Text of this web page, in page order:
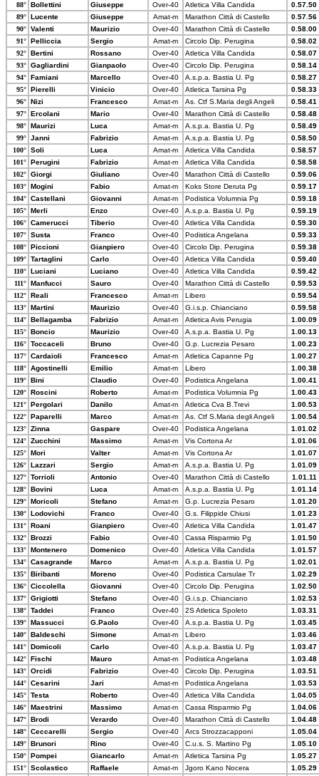
88° Bollettini Giuseppe Over-40 Atletica Villa Candida
0.57.50
89° Lucente Giuseppe Amat-m Marathon Città di Castello
0.57.56
90° Valenti Maurizio Over-40 Marathon Città di Castello
0.58.00
91° Pelliccia Sergio Amat-m Circolo Dip. Perugina
0.58.02
92° Bertini Rossano Over-40 Atletica Villa Candida
0.58.07
93° Gagliardini Gianpaolo Over-40 Circolo Dip. Perugina
0.58.14
94° Famiani Marcello Over-40 A.s.p.a. Bastia U. Pg
0.58.27
95° Pierelli Vinicio Over-40 Atletica Tarsina Pg
0.58.33
96° Nizi Francesco Amat-m As. Ctf S.Maria degli Angeli
0.58.41
97° Ercolani Mario Over-40 Marathon Città di Castello
0.58.48
98° Maurizi Luca Amat-m A.s.p.a. Bastia U. Pg
0.58.49
99° Janni Fabrizio Amat-m A.s.p.a. Bastia U. Pg
0.58.50
100° Soli Luca Amat-m Atletica Villa Candida
0.58.57
101° Perugini Fabrizio Amat-m Atletica Villa Candida
0.58.58
102° Giorgi Giuliano Over-40 Marathon Città di Castello
0.59.06
103° Mogini Fabio Amat-m Koks Store Deruta Pg
0.59.17
104° Castellani Giovanni Amat-m Podistica Volumnia Pg
0.59.18
105° Merli Enzo Over-40 A.s.p.a. Bastia U. Pg
0.59.19
106° Camerucci Tiberio Over-40 Atletica Villa Candida
0.59.30
107° Susta Franco Over-40 Podistica Angelana
0.59.33
108° Piccioni Gianpiero Over-40 Circolo Dip. Perugina
0.59.38
109° Tartaglini Carlo Over-40 Atletica Villa Candida
0.59.40
110° Luciani Luciano Over-40 Atletica Villa Candida
0.59.42
111° Manfucci Sauro Over-40 Marathon Città di Castello
0.59.53
112° Reali Francesco Amat-m Libero
0.59.54
113° Martini Maurizio Over-40 G.i.s.p. Chianciano
0.59.58
114° Bellagamba Fabrizio Amat-m Atletica Avis Perugia
1.00.09
115° Boncio Maurizio Over-40 A.s.p.a. Bastia U. Pg
1.00.13
116° Toccaceli Bruno Over-40 G.p. Lucrezia Pesaro
1.00.23
117° Cardaioli Francesco Amat-m Atletica Capanne Pg
1.00.27
118° Agostinelli Emilio Amat-m Libero
1.00.38
119° Bini Claudio Over-40 Podistica Angelana
1.00.41
120° Roscini Roberto Amat-m Podistica Volumnia Pg
1.00.43
121° Pergolari Danilo Amat-m Atletica Cva B.Trevi
1.00.53
122° Paparelli Marco Amat-m As. Ctf S.Maria degli Angeli
1.00.54
123° Zinna Gaspare Over-40 Podistica Angelana
1.01.02
124° Zucchini Massimo Amat-m Vis Cortona Ar
1.01.06
125° Mori Valter Amat-m Vis Cortona Ar
1.01.07
126° Lazzari Sergio Amat-m A.s.p.a. Bastia U. Pg
1.01.09
127° Torrioli Antonio Over-40 Marathon Città di Castello
1.01.11
128° Bovini Luca Amat-m A.s.p.a. Bastia U. Pg
1.01.14
129° Moricoli Stefano Amat-m G.p. Lucrezia Pesaro
1.01.20
130° Lodovichi Franco Over-40 G.s. Filippide Chiusi
1.01.23
131° Roani Gianpiero Over-40 Atletica Villa Candida
1.01.47
132° Brozzi Fabio Over-40 Cassa Risparmio Pg
1.01.50
133° Montenero Domenico Over-40 Atletica Villa Candida
1.01.57
134° Casagrande Marco Amat-m A.s.p.a. Bastia U. Pg
1.02.01
135° Biribanti Moreno Over-40 Podistica Carsulae Tr
1.02.29
136° Ciccolella Giovanni Over-40 Circolo Dip. Perugina
1.02.50
137° Grigiotti Stefano Over-40 G.i.s.p. Chianciano
1.02.53
138° Taddei Franco Over-40 2S Atletica Spoleto
1.03.31
139° Massucci G.Paolo Over-40 A.s.p.a. Bastia U. Pg
1.03.45
140° Baldeschi Simone Amat-m Libero
1.03.46
141° Domicoli Carlo Over-40 A.s.p.a. Bastia U. Pg
1.03.47
142° Fischi Mauro Amat-m Podistica Angelana
1.03.48
143° Orcidi Fabrizio Over-40 Circolo Dip. Perugina
1.03.51
144° Cesarini Jari Amat-m Podistica Angelana
1.03.53
145° Testa Roberto Over-40 Atletica Villa Candida
1.04.05
146° Maestrini Massimo Amat-m Cassa Risparmio Pg
1.04.06
147° Brodi Verardo Over-40 Marathon Città di Castello
1.04.48
148° Ceccarelli Sergio Over-40 Arcs Strozzacapponi
1.05.04
149° Brunori Rino Over-40 C.u.s. S. Martino Pg
1.05.10
150° Pompei Giancarlo Amat-m Atletica Tarsina Pg
1.05.27
151° Scolastico Raffaele Amat-m Jgoro Kano Nocera 1.05.29